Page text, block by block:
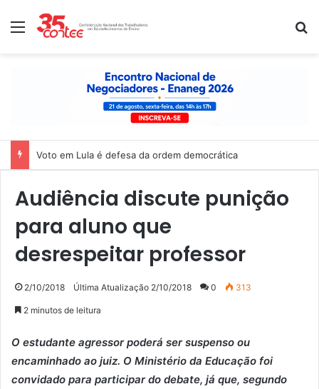
Menu
Voto em Lula é defesa da ordem democrática
Audiência discute punição
para aluno que
desrespeitar professor
2/10/2018 Última Atualização 2/10/2018 0 313
2 minutos de leitura
O estudante agressor poderá ser suspenso ou
encaminhado ao juiz. O Ministério da Educação foi
convidado para participar do debate, já que, segundo